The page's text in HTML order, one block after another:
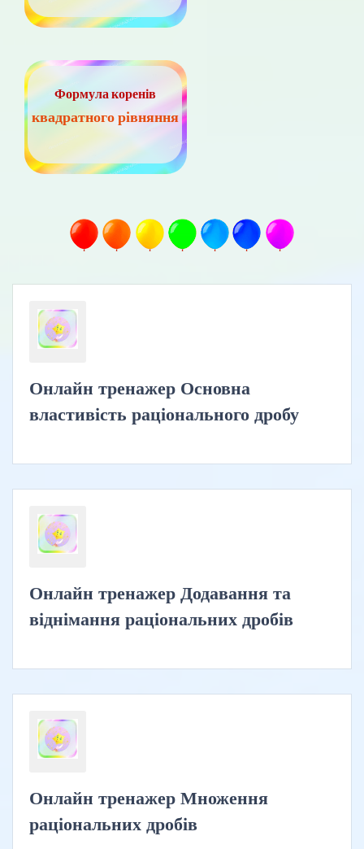
Формула коренів
квадратного рівняння
Онлайн тренажер Основна
властивість раціонального дробу
Онлайн тренажер Додавання та
віднімання раціональних дробів
Онлайн тренажер Множення
раціональних дробів